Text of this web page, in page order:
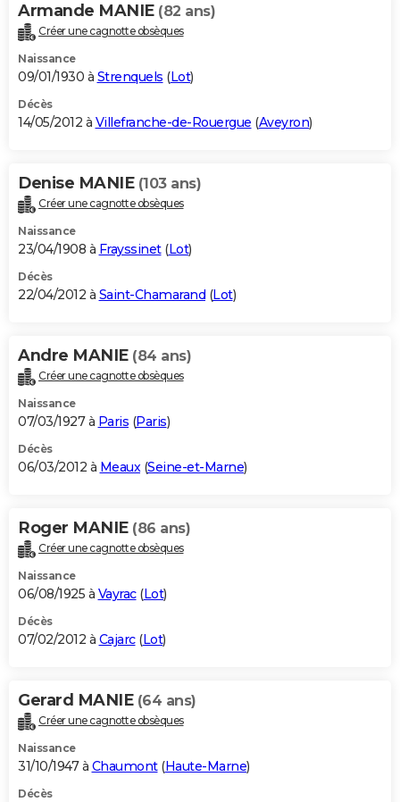
Armande MANIE (82 ans)
Créer une cagnotte obsèques
Naissance
09/01/1930 à Strenquels (Lot)
Décès
14/05/2012 à Villefranche-de-Rouergue (Aveyron)
Denise MANIE (103 ans)
Créer une cagnotte obsèques
Naissance
23/04/1908 à Frayssinet(Lot)
Décès
22/04/2012 à Saint-Chamarand (Lot)
Andre MANIE (84 ans)
Créer une cagnotte obsèques
Naissance
07/03/1927 à Paris (Paris)
Décès
06/03/2012 à Meaux(Seine-et-Marne)
Roger MANIE (86 ans)
Créer une cagnotte obsèques
Naissance
06/08/1925 à Vayrac(Lot)
Décès
07/02/2012 à Cajarc(Lot)
Gerard MANIE (64 ans)
Créer une cagnotte obsèques
Naissance
31/10/1947 à Chaumont(Haute-Marne)
Décès